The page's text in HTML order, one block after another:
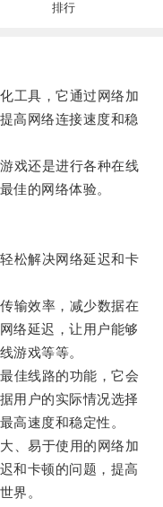
排行
工具，它通过网络加
高网络连接速度和稳
戏还是进行各种在线
佳的网络体验。
松解决网络延迟和卡
输效率，减少数据在
络延迟，让用户能够
游戏等等。
佳线路的功能，它会
用户的实际情况选择
高速度和稳定性。
、易于使用的网络加
和卡顿的问题，提高
界。